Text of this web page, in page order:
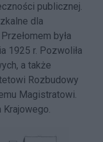
publicznej.
dla
była
1925 r. Pozwoliła
a także
Rozbudowy
Magistratowi.
Krajowego.